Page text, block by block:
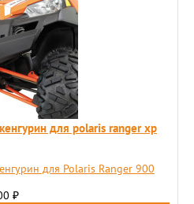
для polaris ranger xp
для Polaris Ranger 900
₽